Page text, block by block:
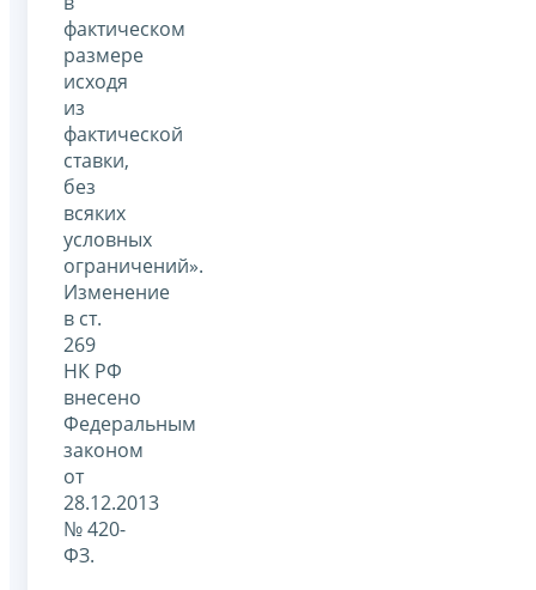
фактическом
размере
исходя
из
фактической
ставки,
без
всяких
условных
ограничений».
Изменение
в ст.
269
НК РФ
внесено
Федеральным
законом
от
28.12.2013
№ 420-
ФЗ.